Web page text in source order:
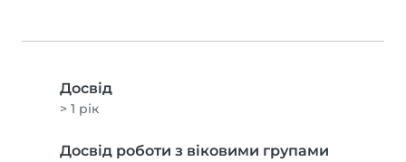
Досвід
> 1 рік
Досвід роботи з віковими групами